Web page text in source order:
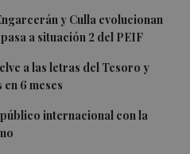
y Culla evolucionan
a situación 2 del PEIF
a las letras del Tesoro y
6 meses
internacional con la